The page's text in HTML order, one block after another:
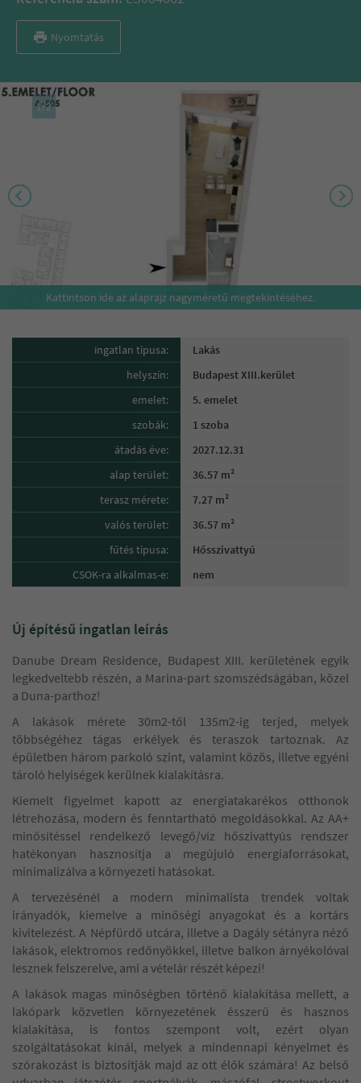
Nyomtatás
1/2
Kattintson ide az alaprajz nagyméretű megtekintéséhez.
ingatlan típusa:
Lakás
helyszín:
Budapest XIII.kerület
emelet:
5. emelet
szobák:
1 szoba
átadás éve:
2027.12.31
alap terület:
36.57 m²
terasz mérete:
7.27 m²
valós terület:
36.57 m²
fűtés típusa:
Hősszivattyú
CSOK-ra alkalmas-e:
nem
Új építésű ingatlan leírás
Danube Dream Residence, Budapest XIII. kerületének egyik
legkedveltebb részén, a Marina-part szomszédságában, közel
a Duna-parthoz!
A lakások mérete 30m2-től 135m2-ig terjed, melyek
többségéhez tágas erkélyek és teraszok tartoznak. Az
épületben három parkoló szint, valamint közös, illetve egyéni
tároló helyiségek kerülnek kialakításra.
Kiemelt figyelmet kapott az energiatakarékos otthonok
létrehozása, modern és fenntartható megoldásokkal. Az AA+
minősítéssel rendelkező levegő/víz hőszivattyús rendszer
hatékonyan hasznosítja a megújuló energiaforrásokat,
minimalizálva a környezeti hatásokat.
A tervezésénél a modern minimalista trendek voltak
irányadók, kiemelve a minőségi anyagokat és a kortárs
kivitelezést. A Népfürdő utcára, illetve a Dagály sétányra néző
lakások, elektromos redőnyökkel, illetve balkon árnyékolóval
lesznek felszerelve, ami a vételár részét képezi!
A lakások magas minőségben történő kialakítása mellett, a
lakópark közvetlen környezetének ésszerű és hasznos
kialakítása, is fontos szempont volt, ezért olyan
szolgáltatásokat kínál, melyek a mindennapi kényelmet és
szórakozást is biztosítják majd az ott élők számára! Az belső